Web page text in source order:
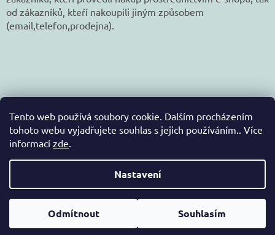
Tento web používá soubory cookie. Dalším procházením
tohoto webu vyjadřujete souhlas s jejich používáním.. Více
informací zde.
Nastavení
Odmítnout Souhlasím
od zákazníků, kteří nakoupili jiným způsobem
(email,telefon,prodejna).
Vytvořil Shoptet
Copyright 2026jetex-eshop.cz. Všechna práva